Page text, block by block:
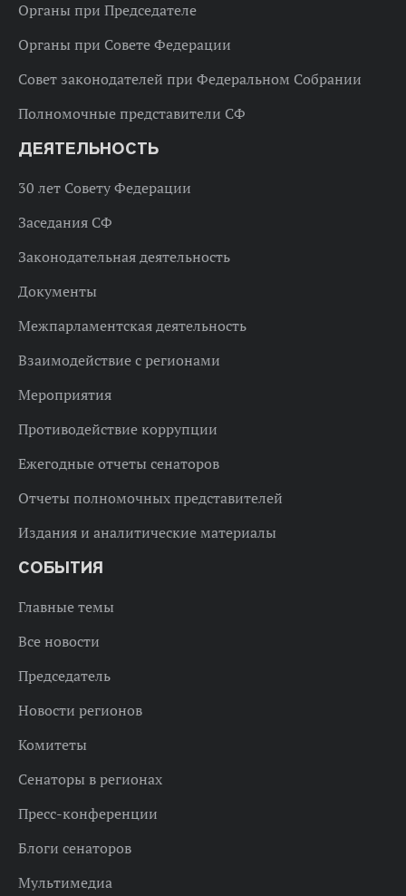
Органы при Председателе
Органы при Совете Федерации
Совет законодателей при Федеральном Собрании
Полномочные представители СФ
ДЕЯТЕЛЬНОСТЬ
30 лет Совету Федерации
Заседания СФ
Законодательная деятельность
Документы
Межпарламентская деятельность
Взаимодействие с регионами
Мероприятия
Противодействие коррупции
Ежегодные отчеты сенаторов
Отчеты полномочных представителей
Издания и аналитические материалы
СОБЫТИЯ
Главные темы
Все новости
Председатель
Новости регионов
Комитеты
Сенаторы в регионах
Пресс-конференции
Блоги сенаторов
Мультимедиа